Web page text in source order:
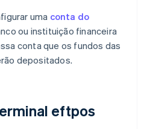
uma conta do
ou instituição financeira
conta que os fundos das
depositados.
eftpos